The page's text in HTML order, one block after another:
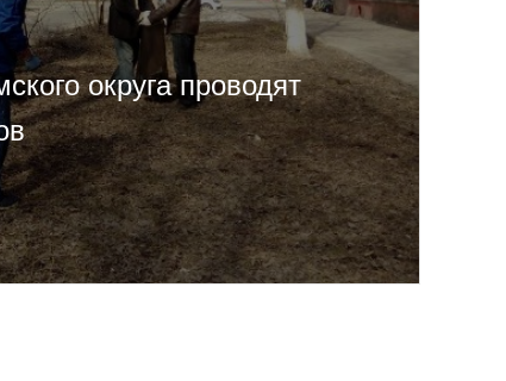
округа проводят